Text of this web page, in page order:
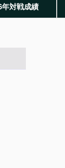
年対戦成績